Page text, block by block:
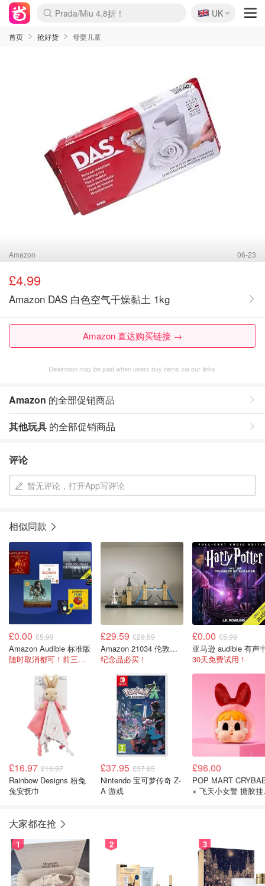
麦卢卡蜂蜜夏促！个位数！
Prada/Miu 4.8折！
啥？必胜客披萨5折！
🇬🇧
UK
首页 抢好货 母婴儿童
Amazon 06-23
£4.99
Amazon DAS 白色空气干燥黏土 1kg
Amazon 直达购买链接 →
Dealmoon may be paid when users buy items via our links.
Amazon 的全部促销商品
其他玩具 的全部促销商品
评论
暂无评论，打开App写评论
相似同款
£0.00 £5.99
Amazon Audible 标准版
随时取消都可！前三个月免费
£29.59 £29.59
Amazon 21034 伦敦天际线
纪念品必买！
£0.00 £5.99
亚马逊 audible 有声
30天免费试用！
£16.97 £16.97
Rainbow Designs 粉兔
兔安抚巾
£37.95 £37.95
Nintendo 宝可梦传奇 Z-
A 游戏
£96.00
POP MART
× 飞天小女​​警 搪胶
大家都在抢
1 2 3